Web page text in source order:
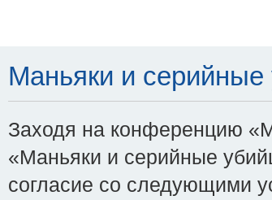
Маньяки и серийные
Заходя на конференцию
«Маньяки и серийные
согласие со следующими